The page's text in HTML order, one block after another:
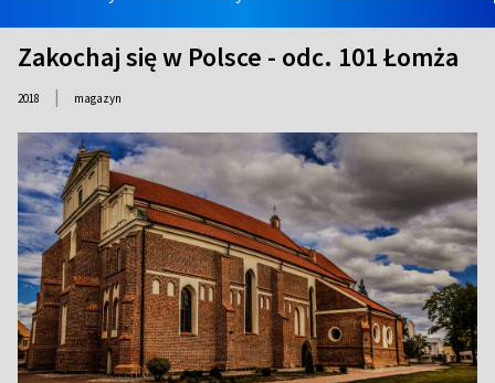
Zakochaj się w Polsce - odc. 101 Łomża
2018 | magazyn